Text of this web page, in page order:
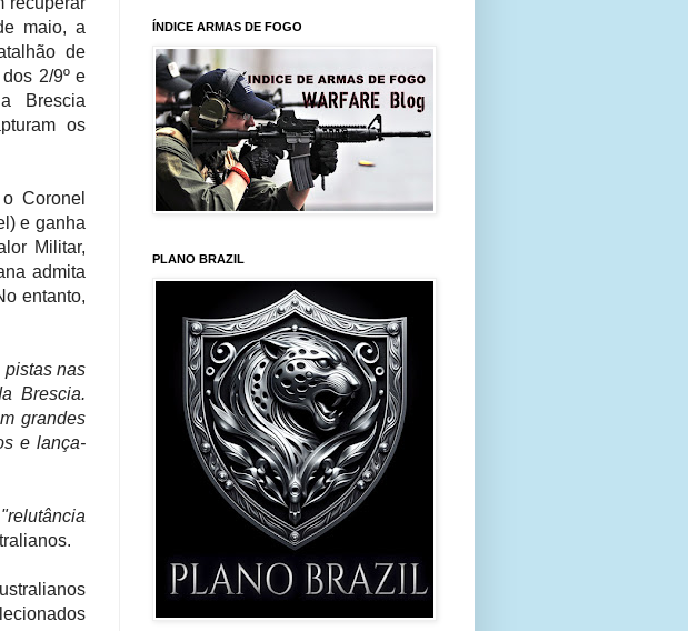
maio, a
de
2/9º e
Brescia
os
Coronel
e ganha
Militar,
admita
entanto,
pistas nas
Brescia.
grandes
e lança-
"relutância
ÍNDICE ARMAS DE FOGO
PLANO BRAZIL